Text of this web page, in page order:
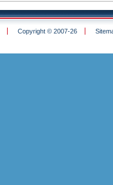
Copyright © 2007-26